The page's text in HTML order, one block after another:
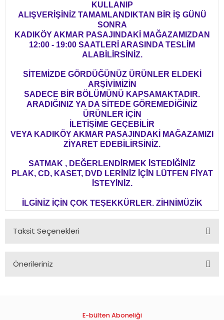
KULLANIP
ALIŞVERİŞİNİZ TAMAMLANDIKTAN BİR İŞ GÜNÜ
SONRA
KADIKÖY AKMAR PASAJINDAKİ MAĞAZAMIZDAN
12:00 - 19:00 SAATLERİ ARASINDA TESLİM
ALABİLİRSİNİZ.
SİTEMİZDE GÖRDÜĞÜNÜZ ÜRÜNLER ELDEKİ
ARŞİVİMİZİN
SADECE BİR BÖLÜMÜNÜ KAPSAMAKTADIR.
ARADIĞINIZ YA DA SİTEDE GÖREMEDİĞİNİZ
ÜRÜNLER İÇİN
İLETİŞİME GEÇEBİLİR
VEYA KADIKÖY AKMAR PASAJINDAKİ MAĞAZAMIZI
ZİYARET EDEBİLİRSİNİZ.
SATMAK , DEĞERLENDİRMEK İSTEDİĞİNİZ
PLAK, CD, KASET, DVD LERİNİZ İÇİN LÜTFEN FİYAT
İSTEYİNİZ.
İLGİNİZ İÇİN ÇOK TEŞEKKÜRLER. ZİHNİMÜZİK
Taksit Seçenekleri
Önerileriniz
Görüş ve önerileriniz için teşekkür ederiz.
E-bülten Aboneliği